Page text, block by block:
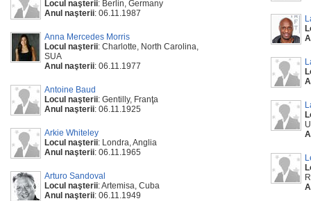
Locul naşterii: Berlin, Germany
Anul naşterii: 06.11.1987
Anna Mercedes Morris
Locul naşterii: Charlotte, North Carolina,
SUA
Anul naşterii: 06.11.1977
Antoine Baud
Locul naşterii: Gentilly, Franţa
Anul naşterii: 06.11.1925
Arkie Whiteley
Locul naşterii: Londra, Anglia
Anul naşterii: 06.11.1965
Arturo Sandoval
Locul naşterii: Artemisa, Cuba
Anul naşterii: 06.11.1949